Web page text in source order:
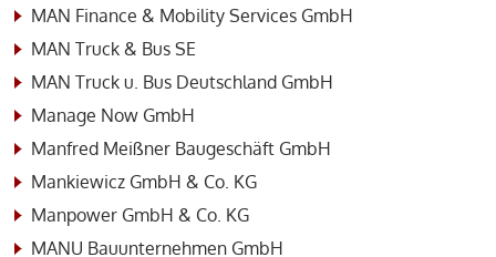
MAN Finance & Mobility Services GmbH
MAN Truck & Bus SE
MAN Truck u. Bus Deutschland GmbH
Manage Now GmbH
Manfred Meißner Baugeschäft GmbH
Mankiewicz GmbH & Co. KG
Manpower GmbH & Co. KG
MANU Bauunternehmen GmbH